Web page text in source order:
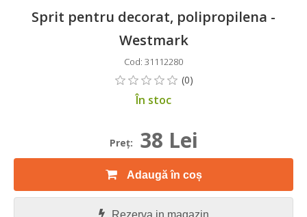
Sprit pentru decorat, polipropilena -
Westmark
Cod: 31112280
În stoc
Preţ: 38 Lei
Adaugă în coș
Rezerva in magazin